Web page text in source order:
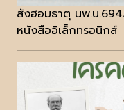
สังฮอมธาตุ นพ.บ
หนังสืออิเล็กทรอนิกส์